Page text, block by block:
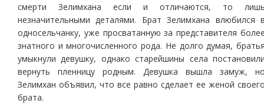
смерти Зелимхана если и отличаются, то
незначительными деталями. Брат Зелимхана влюбился
односельчанку, уже просватанную за представителя
знатного и многочисленного рода. Не долго думая,
умыкнули девушку, однако старейшины села
вернуть пленницу родным. Девушка вышла замуж,
Зелимхан объявил, что все равно сделает ее женой
брата.